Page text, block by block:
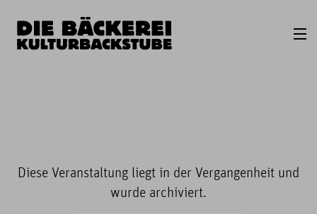
Diese Veranstaltung liegt in der Vergangenheit und
wurde archiviert.